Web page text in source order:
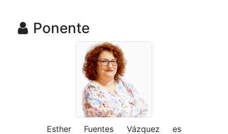
Ponente
Esther Fuentes Vázquez es